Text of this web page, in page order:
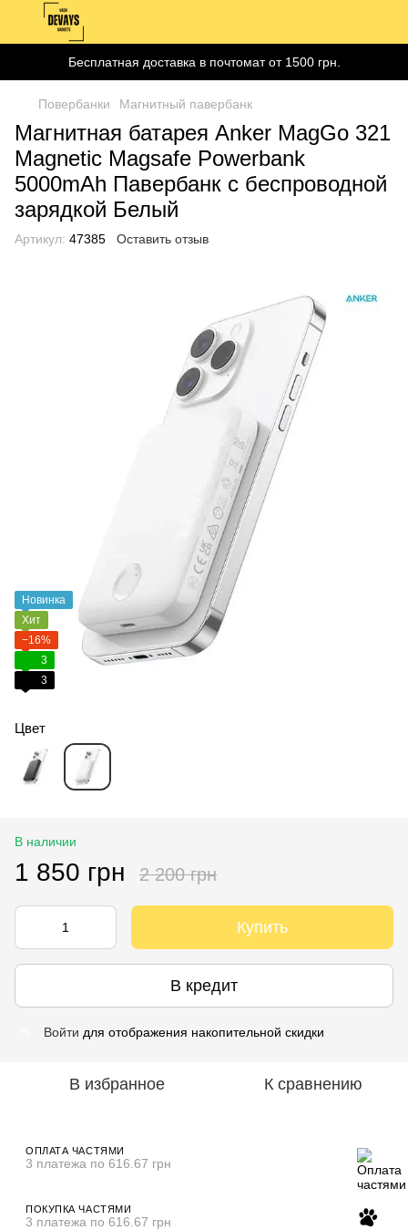
Бесплатная доставка в почтомат от 1500 грн.
Повербанки Магнитный павербанк
Магнитная батарея Anker MagGo 321
Magnetic Magsafe Powerbank
5000mAh Павербанк с беспроводной
зарядкой Белый
Артикул: 47385 Оставить отзыв
Новинка
Хит
−16%
3
3
Цвет
В наличии
1 850 грн 2 200 грн
Купить
В кредит
Войти для отображения накопительной скидки
В избранное К сравнению
ОПЛАТА ЧАСТЯМИ
3 платежа по 616.67 грн
ПОКУПКА ЧАСТЯМИ
3 платежа по 616.67 грн